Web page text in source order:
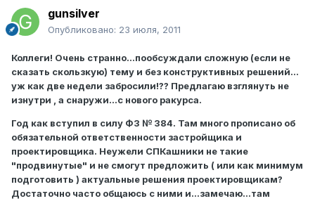
gunsilver
Опубликовано: 23 июля, 2011
Коллеги! Очень странно...пообсуждали сложную (если не
сказать скользкую) тему и без конструктивных решений...
уж как две недели забросили!?? Предлагаю взглянуть не
изнутри , а снаружи...с нового ракурса.
Год как вступил в силу ФЗ № 384. Там много прописано об
обязательной ответственности застройщика и
проектировщика. Неужели СПКашники не такие
"продвинутые" и не смогут предложить ( или как минимум
подготовить ) актуальные решения проектировщикам?
Достаточно часто общаюсь с ними и...замечаю...там